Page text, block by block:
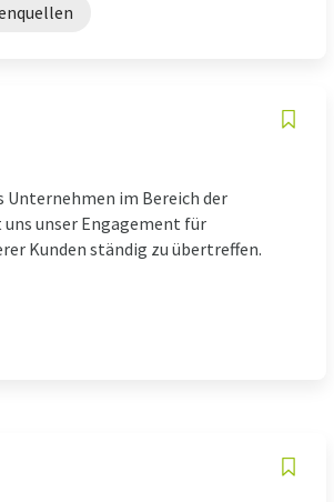
Unternehmen im Bereich der
unser Engagement für
Kunden ständig zu übertreffen.